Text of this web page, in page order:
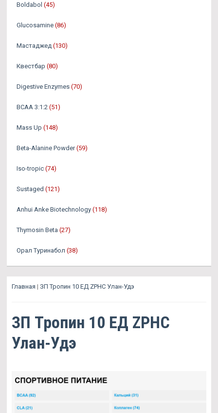
Boldabol (45)
Glucosamine (86)
Мастаджед (130)
Квестбар (80)
Digestive Enzymes (70)
BCAA 3:1:2 (51)
Mass Up (148)
Beta-Alanine Powder (59)
Iso-tropic (74)
Sustaged (121)
Anhui Anke Biotechnology (118)
Thymosin Beta (27)
Орал Туринабол (38)
Главная | ЗП Тропин 10 ЕД ZPHC Улан-Удэ
ЗП Тропин 10 ЕД ZPHC
Улан-Удэ